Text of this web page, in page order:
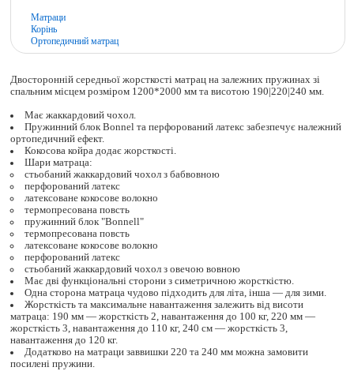
Матраци
Корінь
Ортопедичний матрац
Двосторонній середньої жорсткості матрац на залежних пружинах зі
спальним місцем розміром 1200*2000 мм та висотою 190|220|240 мм.
Має жаккардовий чохол.
Пружинний блок Bonnel та перфорований латекс забезпечує належний
ортопедичний ефект.
Кокосова койра додає жорсткості.
Шари матраца:
стьобаний жаккардовий чохол з бабвовною
перфорований латекс
латексоване кокосове волокно
термопресована повсть
пружинний блок "Bonnell"
термопресована повсть
латексоване кокосове волокно
перфорований латекс
стьобаний жаккардовий чохол з овечою вовною
Має дві функціональні сторони з симетричною жорсткістю.
Одна сторона матраца чудово підходить для літа, інша — для зими.
Жорсткість та максимальне навантаження залежить від висоти
матраца: 190 мм — жорсткість 2, навантаження до 100 кг, 220 мм —
жорсткість 3, навантаження до 110 кг, 240 см — жорсткість 3,
навантаження до 120 кг.
Додатково на матраци заввишки 220 та 240 мм можна замовити
посилені пружини.